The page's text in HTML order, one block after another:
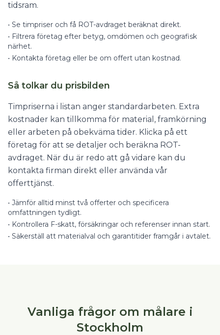
tidsram.
• Se timpriser och få ROT-avdraget beräknat direkt.
• Filtrera företag efter betyg, omdömen och geografisk
närhet.
• Kontakta företag eller be om offert utan kostnad.
Så tolkar du prisbilden
Timpriserna i listan anger standardarbeten. Extra
kostnader kan tillkomma för material, framkörning
eller arbeten på obekväma tider. Klicka på ett
företag för att se detaljer och beräkna ROT-
avdraget. När du är redo att gå vidare kan du
kontakta firman direkt eller använda vår
offerttjänst.
• Jämför alltid minst två offerter och specificera
omfattningen tydligt.
• Kontrollera F-skatt, försäkringar och referenser innan start.
• Säkerställ att materialval och garantitider framgår i avtalet.
Vanliga frågor om målare i
Stockholm